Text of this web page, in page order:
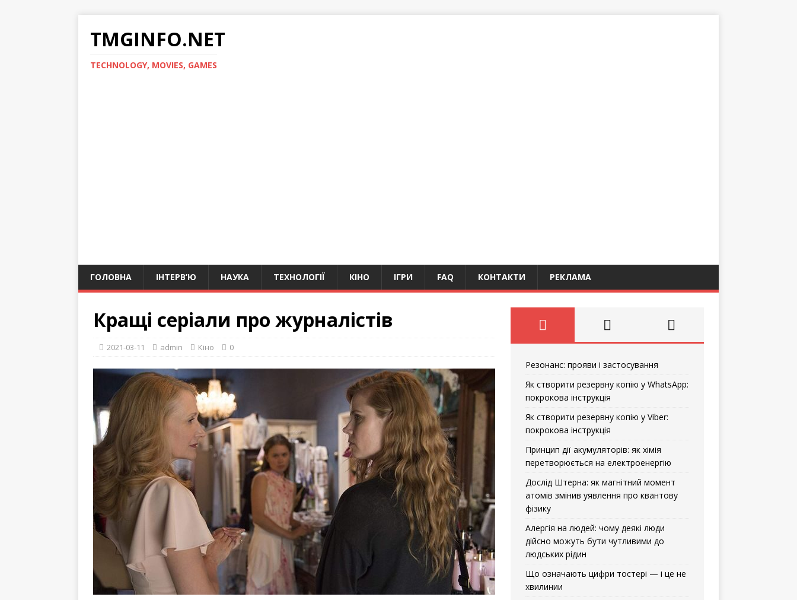
TMGINFO.NET
ТECHNOLOGY, MOVIES, GAMES
ГОЛОВНА ІНТЕРВ’Ю НАУКА ТЕХНОЛОГІЇ КІНО ІГРИ FAQ КОНТАКТИ РЕКЛАМА
Кращі серіали про журналістів
2021-03-11 admin Кіно 0
Резонанс: прояви і застосування
Як створити резервну копію у WhatsApp:
покрокова інструкція
Як створити резервну копію у Viber:
покрокова інструкція
Принцип дії акумуляторів: як хімія
перетворюється на електроенергію
Дослід Штерна: як магнітний момент
атомів змінив уявлення про квантову
фізику
Алергія на людей: чому деякі люди
дійсно можуть бути чутливими до
людських рідин
Що означають цифри тостері — і це не
хвилинии